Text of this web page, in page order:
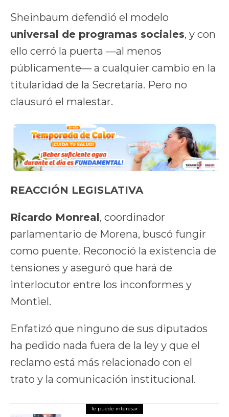
Sheinbaum defendió el modelo
universal de programas sociales, y con
ello cerró la puerta —al menos
públicamente— a cualquier cambio en la
titularidad de la Secretaría. Pero no
clausuró el malestar.
REACCIÓN LEGISLATIVA
Ricardo Monreal, coordinador
parlamentario de Morena, buscó fungir
como puente. Reconoció la existencia de
tensiones y aseguró que hará de
interlocutor entre los inconformes y
Montiel.
Enfatizó que ninguno de sus diputados
ha pedido nada fuera de la ley y que el
reclamo está más relacionado con el
trato y la comunicación institucional.